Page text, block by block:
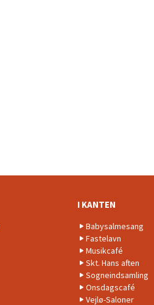
I KANTEN
Babysalmesang
Fastelavn
Musikcafé
Skt. Hans aften
Sogneindsamling
Onsdagscafé
Vejlø-Saloner